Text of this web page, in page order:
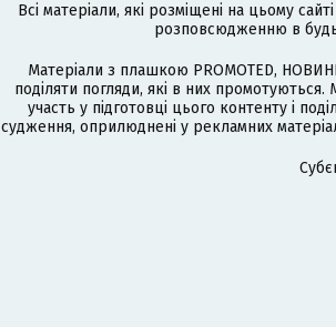
Всі матеріали, які розміщені на цьому
розповсюдженню в
Матеріали з плашкою PROMOTED,
поділяти погляди, які в них
участь у підготовці цього контенту і
судження, оприлюднені у рекламних